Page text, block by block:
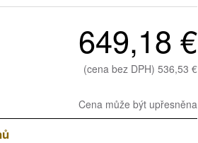
649,18 €
(cena bez DPH) 536,53 €
Cena může být upřesněna